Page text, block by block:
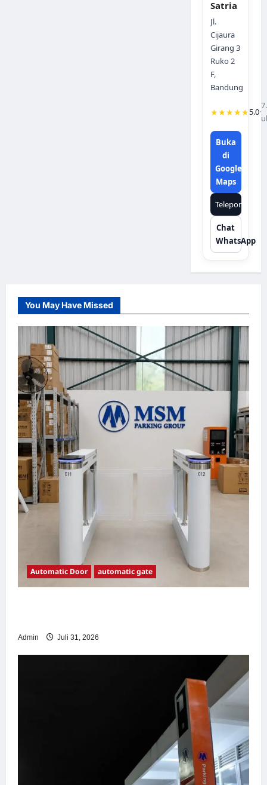
Satria
Jl.
Cijaura
Girang 3
Ruko 2
F,
Bandung
★★★★★5.0·
Buka
di
Google
Maps
Telepon
Chat
WhatsApp
You May Have Missed
Automatic Door automatic gate
Admin Juli 31, 2026